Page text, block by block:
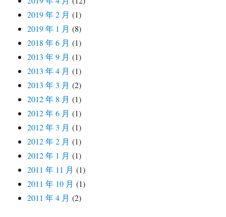
2019 年 2 月 (1)
2019 年 1 月 (8)
2018 年 6 月 (1)
2013 年 9 月 (1)
2013 年 4 月 (1)
2013 年 3 月 (2)
2012 年 8 月 (1)
2012 年 6 月 (1)
2012 年 3 月 (1)
2012 年 2 月 (1)
2012 年 1 月 (1)
2011 年 11 月 (1)
2011 年 10 月 (1)
2011 年 4 月 (2)